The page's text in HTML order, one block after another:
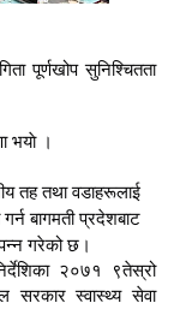
पूर्णखोप सुनिश्चितता
भयाे ।
तह तथा वडाहरूलाई
बागमती प्रदेशबाट
गरेको छ।
२०७१ ९तेस्रो
सरकार स्वास्थ्य सेवा